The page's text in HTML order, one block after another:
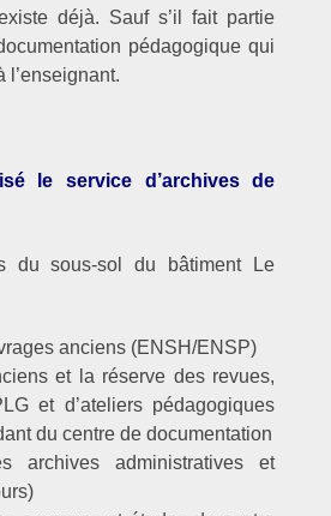
déjà. Sauf s’il fait partie
pédagogique qui
l’enseignant.
le service d’archives de
du sous-sol du bâtiment Le
anciens (ENSH/ENSP)
et la réserve des revues,
et d’ateliers pédagogiques
du centre de documentation
administratives et